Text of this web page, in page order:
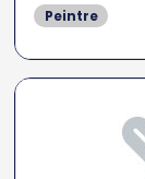
Peintre